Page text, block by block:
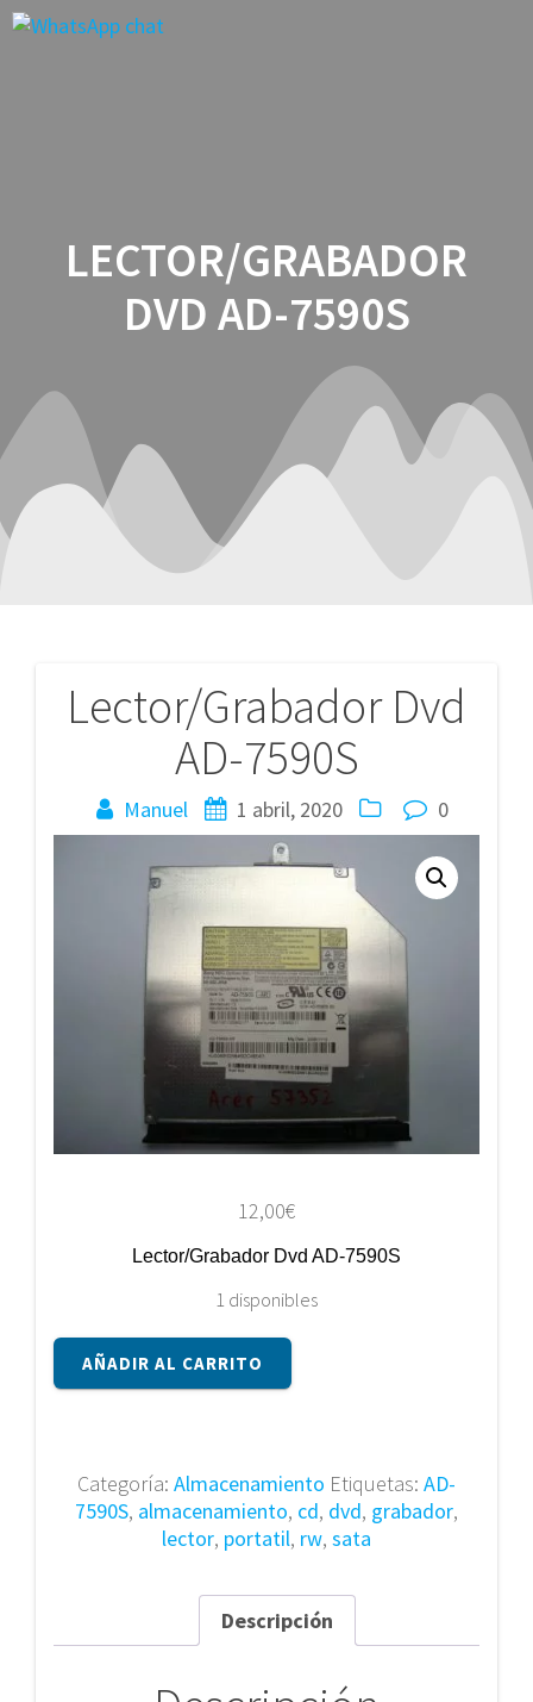
LECTOR/GRABADOR
DVD AD-7590S
Lector/Grabador Dvd
AD-7590S
Manuel 1 abril, 2020 0
12,00€
Lector/Grabador Dvd AD-7590S
1 disponibles
Lector/Grabador
Dvd
AÑADIR AL CARRITO
Categoría: Almacenamiento Etiquetas: AD-
7590S, almacenamiento, cd, dvd, grabador,
lector, portatil, rw, sata
Descripción
Navegación
entradas